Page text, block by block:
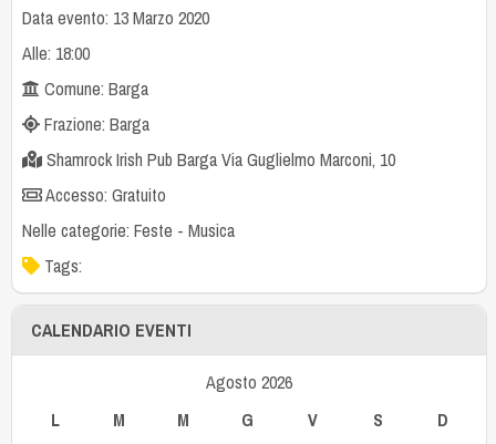
Data evento: 13 Marzo 2020
Alle: 18:00
Comune: Barga
Frazione: Barga
Shamrock Irish Pub Barga Via Guglielmo Marconi, 10
Accesso: Gratuito
Nelle categorie: Feste - Musica
Tags:
CALENDARIO EVENTI
Agosto 2026
L
M M G V S D